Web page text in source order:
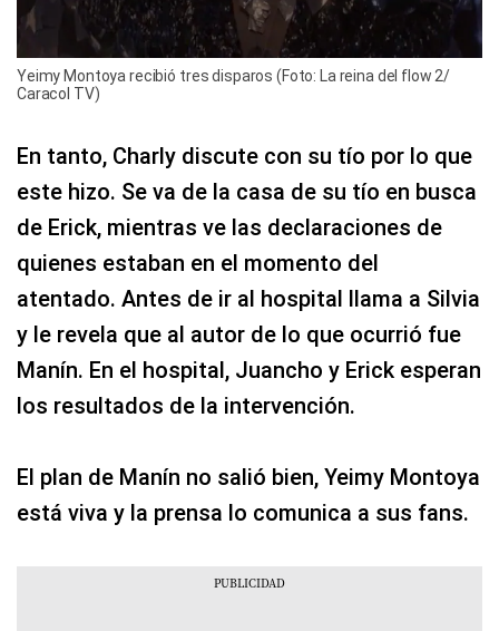
Yeimy Montoya recibió tres disparos (Foto: La reina del flow 2/
Caracol TV)
En tanto, Charly discute con su tío por lo que
este hizo. Se va de la casa de su tío en busca
de Erick, mientras ve las declaraciones de
quienes estaban en el momento del
atentado. Antes de ir al hospital llama a Silvia
y le revela que al autor de lo que ocurrió fue
Manín. En el hospital, Juancho y Erick esperan
los resultados de la intervención.
El plan de Manín no salió bien, Yeimy Montoya
está viva y la prensa lo comunica a sus fans.